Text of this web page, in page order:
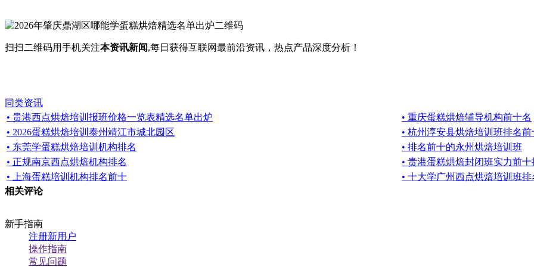
扫扫二维码用手机关注本资讯新闻,每日获得互联网最前沿资讯，热点产品深度分析！
同类资讯
• 贵港西点烘焙培训报班价格一览表精选名单出炉
• 重庆蛋糕烘焙辅导机构前十名
• 2026蛋糕烘焙培训泰州靖江市城北园区
• 杭州淳安县烘焙培训班排名前
• 东莞学蛋糕烘焙培训机构排名
• 排名前十的永州烘焙培训班
• 正规南京西点烘焙机构排名
• 贵港蛋糕烘焙封闭班实力前
• 上海蛋糕培训机构排名前十
• 十大学广州西点烘焙培训班排
相关评论
新手指南
注册新用户
操作指南
常见问题